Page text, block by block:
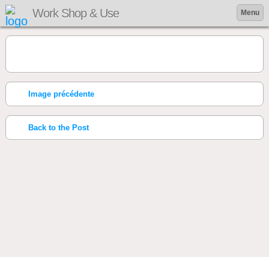
Work Shop & Use Menu
Image précédente
Back to the Post